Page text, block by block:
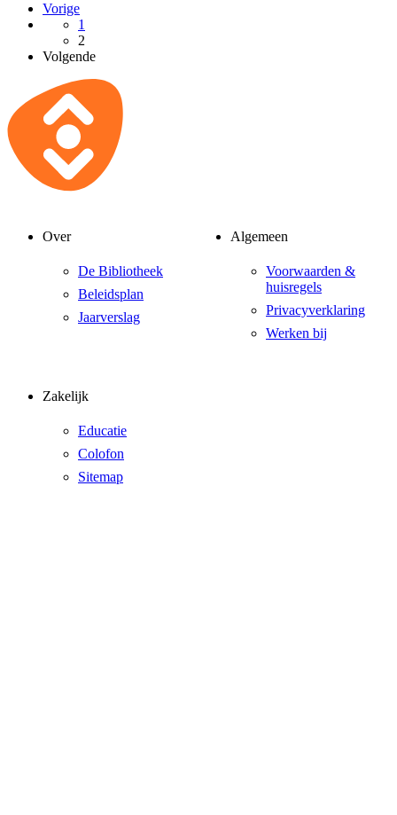
Vorige
1
2
Volgende
Over
De Bibliotheek
Beleidsplan
Jaarverslag
Algemeen
Voorwaarden &
huisregels
Privacyverklaring
Werken bij
Zakelijk
Educatie
Colofon
Sitemap